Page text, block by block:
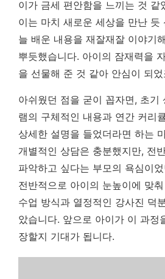
이가 금세 편안함을 느끼는 것 같
이는 마치 새로운 세상을 만난 듯
늘 배운 내용을 재잘재잘 이야기
뿌듯했습니다. 아이의 잠재력을
을 선물해 준 것 같아 안심이 되었
아쉬웠던 점을 굳이 꼽자면, 초기
램의 구체적인 내용과 연간 커리
상세한 설명을 들었더라면 하는
개별적인 상담은 충분했지만, 전
파악하고 싶다는 부모의 욕심이
전반적으로 아이의 눈높이에 맞
수업 방식과 열정적인 강사진 덕
았습니다. 앞으로 아이가 이 과정
장할지 기대가 됩니다.